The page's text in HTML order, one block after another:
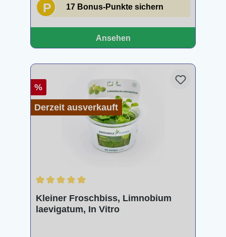
P 17 Bonus-Punkte sichern
Ansehen
%
Derzeit ausverkauft
Kleiner Froschbiss, Limnobium
laevigatum, In Vitro